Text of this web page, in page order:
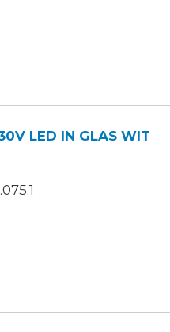
LED IN GLAS WIT